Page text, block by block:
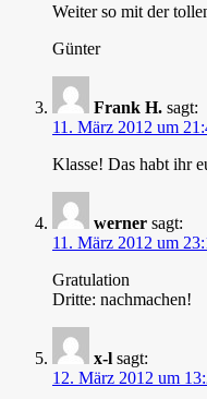
Weiter so mit der
Günter
Frank H. sagt:
11. März 2012 um
Klasse! Das habt ihr
werner sagt:
11. März 2012 um
Gratulation
Dritte: nachmachen!
x-l sagt:
12. März 2012 um